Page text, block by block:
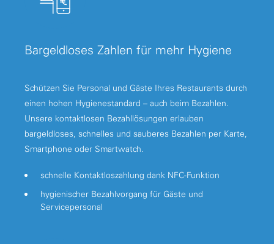
Bargeldloses Zahlen für mehr Hygiene
Schützen Sie Personal und Gäste Ihres Restaurants durch
einen hohen Hygienestandard – auch beim Bezahlen.
Unsere kontaktlosen Bezahllösungen erlauben
bargeldloses, schnelles und sauberes Bezahlen per Karte,
Smartphone oder Smartwatch.
schnelle Kontaktloszahlung dank NFC-Funktion
hygienischer Bezahlvorgang für Gäste und
Servicepersonal